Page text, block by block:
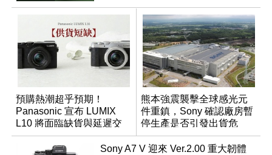
預購熱潮超乎預期！
Panasonic 宣布 LUMIX
L10 將面臨缺貨與延遲交
貨時間
熊本強震襲擊全球感光元
件重鎮，Sony 確認廠房暫
停生產是否引發出貨危
機？
Sony A7 V 迎來 Ver.2.00 重大韌體